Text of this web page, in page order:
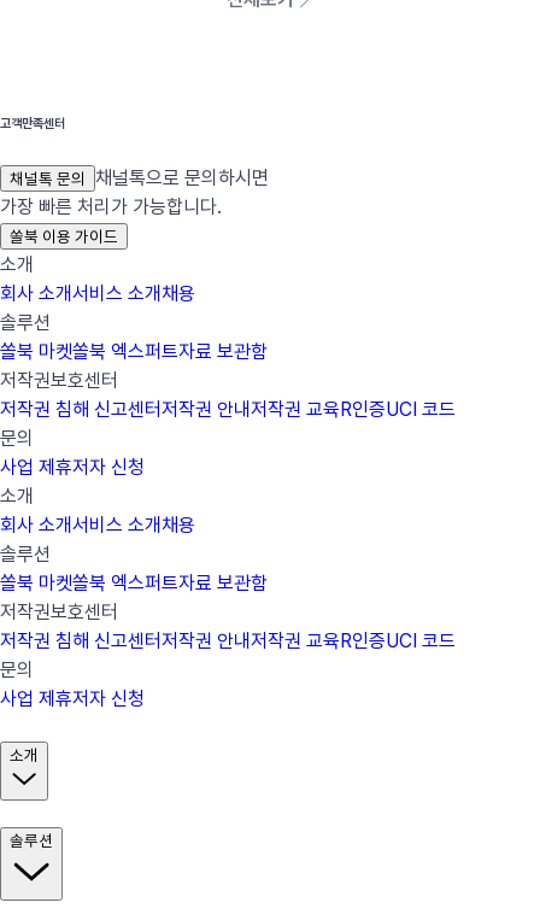
들...
여러분들이 가는 그 길에 제가 곁에 있겠습니다.
어떤 꼼수를 알려주는 것이 아니라
제대로 글을 이해하고 문제를 올바로 푸는 능력을 키울 수 있는
꼭 필요한 자료를 만들어 드리겠습니다.
고객만족센터
채널톡 문의
채널톡으로 문의하시면
가장 빠른 처리가 가능합니다.
쏠북 이용 가이드
소개
회사 소개서비스 소개채용
솔루션
쏠북 마켓쏠북 엑스퍼트자료 보관함
저작권보호센터
저작권 침해 신고센터저작권 안내저작권 교육R인증UCI 코드
문의
사업 제휴저자 신청
소개
회사 소개서비스 소개채용
솔루션
쏠북 마켓쏠북 엑스퍼트자료 보관함
저작권보호센터
저작권 침해 신고센터저작권 안내저작권 교육R인증UCI 코드
문의
사업 제휴저자 신청
소개
솔루션